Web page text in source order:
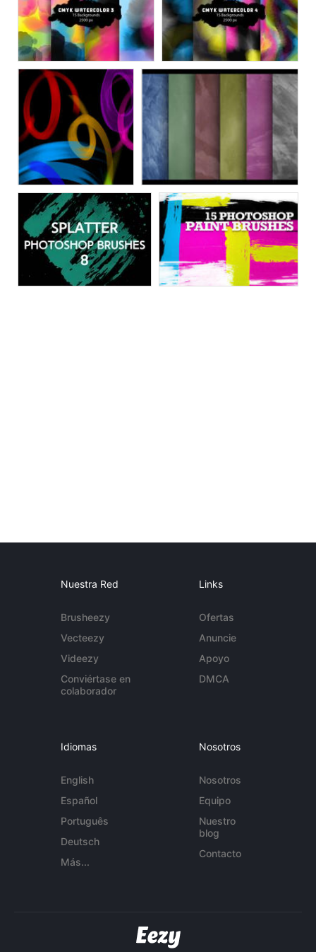
Nuestra Red
Brusheezy
Vecteezy
Videezy
Conviértase en
colaborador
Links
Ofertas
Anuncie
Apoyo
DMCA
Idiomas
English
Español
Português
Deutsch
Más...
Nosotros
Nosotros
Equipo
Nuestro
blog
Contacto